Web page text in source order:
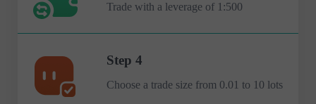
Trade with a leverage of 1:500
Step 4
Choose a trade size from 0.01 to 10 lots